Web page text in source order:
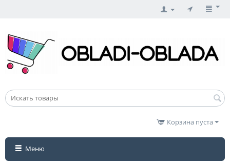
Корзина пуста
Меню